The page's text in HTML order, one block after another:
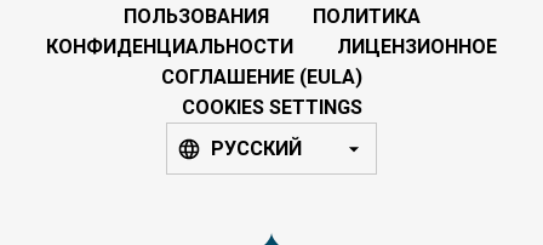
ПОЛЬЗОВАНИЯ
ПОЛИТИКА
КОНФИДЕНЦИАЛЬНОСТИ
ЛИЦЕНЗИОННОЕ
СОГЛАШЕНИЕ (EULA)
COOKIES SETTINGS
РУССКИЙ